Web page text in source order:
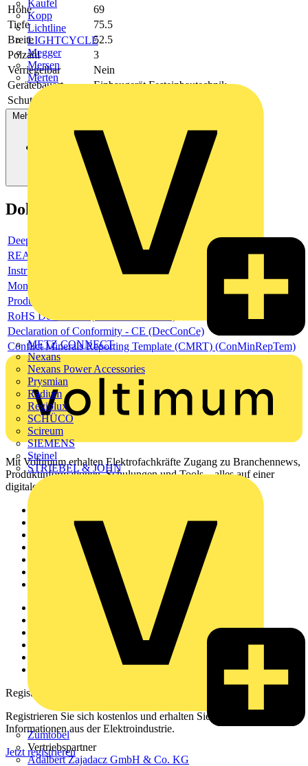
Kaufel
Kopp
Lichtline
LIGHTCYCLE
Megger
Mersen
Merten
METZ CONNECT
Nexans
Nexans Power Accessories
Prysmian
Radium
Regiolux
SCHÜCO
Scireum
SIEMENS
Steinel
STRIEBEL & JOHN
Zumtobel
Vertriebspartner
Adalbert Zajadacz GmbH & Co. KG
Höhe
69
Tiefe
75.5
Breite
52.5
Polzahl
3
Verriegelbar
Nein
Gerätebauart
Einbaugerät Festeinbautechnik
Schutzart (NEMA)
Mehr anzeigen
Dokumente
Deeplink product page
REACH Declaration (ReachDeclaration)
Instructions and Manuals (InsMan)
Montage- und Betriebsanleitung
Product data sheet
RoHS Declaration (RoHSInformation)
Declaration of Conformity - CE (DecConCe)
Conflict Minerals Reporting Template (CMRT) (ConMinRepTem)
Mit Voltimum erhalten Elektrofachkräfte Zugang zu Branchennews,
Produktinformationen, Schulungen und Tools – alles auf einer
digitalen Plattform und Community.
Produktsuche
Downloadbereich (PDFs)
Häufig gestellte Fragen
Registrierung
Registrieren Sie sich kostenlos und erhalten Sie stets aktuelle
Informationen aus der Elektroindustrie.
Jetzt registrieren